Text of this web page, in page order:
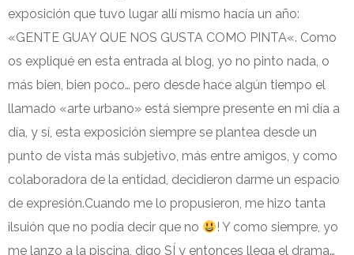
exposición que tuvo lugar allí mismo hacía un año:
«GENTE GUAY QUE NOS GUSTA COMO PINTA«. Como
os expliqué en esta entrada al blog, yo no pinto nada, o
más bien, bien poco… pero desde hace algún tiempo el
llamado «arte urbano» está siempre presente en mi día a
día, y sí, esta exposición siempre se plantea desde un
punto de vista más subjetivo, más entre amigos, y como
colaboradora de la entidad, decidieron darme un espacio
de expresión.Cuando me lo propusieron, me hizo tanta
ilsuión que no podía decir que no
! Y como siempre, yo
me lanzo a la piscina, digo SÍ y entonces llega el drama…